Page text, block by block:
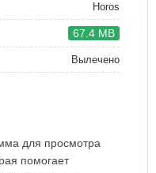
Horos
67.4 MB
Вылечено
для просмотра
помогает